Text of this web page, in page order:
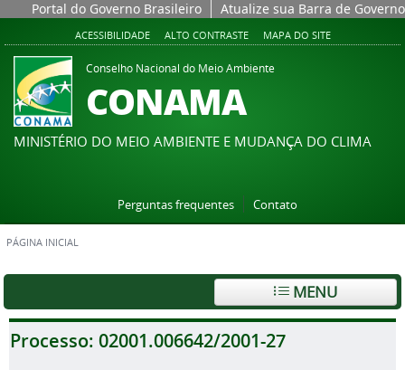
Portal do Governo Brasileiro Atualize sua Barra de Governo
ACESSIBILIDADE ALTO CONTRASTE MAPA DO SITE
Conselho Nacional do Meio Ambiente
CONAMA
MINISTÉRIO DO MEIO AMBIENTE E MUDANÇA DO CLIMA
Perguntas frequentes Contato
PÁGINA INICIAL
MENU
Processo: 02001.006642/2001-27